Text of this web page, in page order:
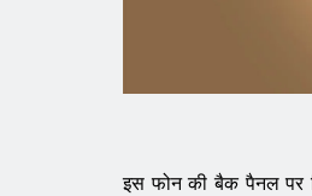
इस फोन की बैक पैनल पर